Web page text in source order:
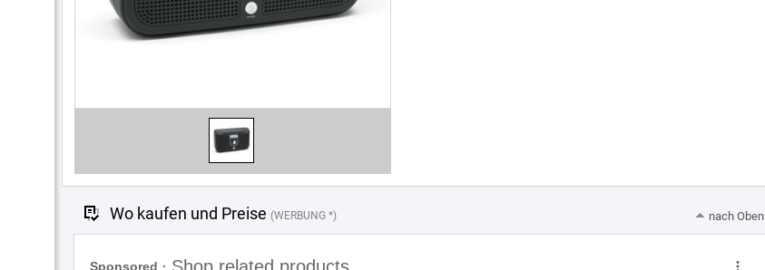
Wo kaufen und Preise (WERBUNG *) nach Oben